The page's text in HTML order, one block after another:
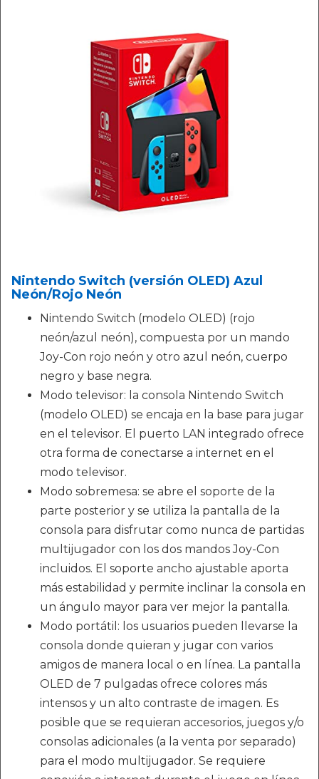
Nintendo Switch (versión OLED) Azul
Neón/Rojo Neón
Nintendo Switch (modelo OLED) (rojo
neón/azul neón), compuesta por un mando
Joy-Con rojo neón y otro azul neón, cuerpo
negro y base negra.
Modo televisor: la consola Nintendo Switch
(modelo OLED) se encaja en la base para jugar
en el televisor. El puerto LAN integrado ofrece
otra forma de conectarse a internet en el
modo televisor.
Modo sobremesa: se abre el soporte de la
parte posterior y se utiliza la pantalla de la
consola para disfrutar como nunca de partidas
multijugador con los dos mandos Joy-Con
incluidos. El soporte ancho ajustable aporta
más estabilidad y permite inclinar la consola en
un ángulo mayor para ver mejor la pantalla.
Modo portátil: los usuarios pueden llevarse la
consola donde quieran y jugar con varios
amigos de manera local o en línea. La pantalla
OLED de 7 pulgadas ofrece colores más
intensos y un alto contraste de imagen. Es
posible que se requieran accesorios, juegos y/o
consolas adicionales (a la venta por separado)
para el modo multijugador. Se requiere